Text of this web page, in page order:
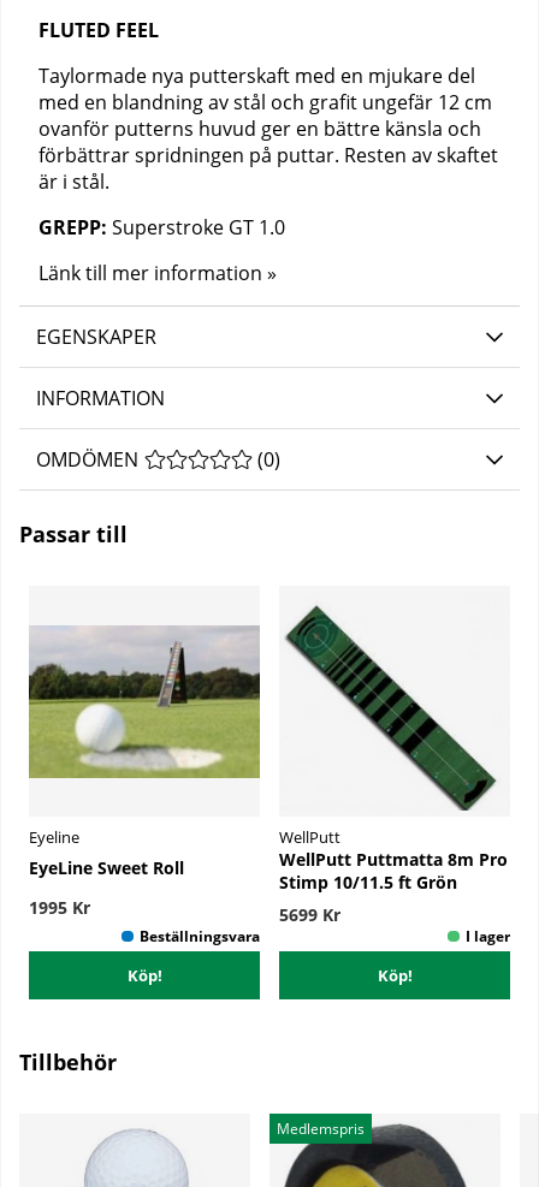
FLUTED FEEL
Taylormade nya putterskaft med en mjukare del
med en blandning av stål och grafit ungefär 12 cm
ovanför putterns huvud ger en bättre känsla och
förbättrar spridningen på puttar. Resten av skaftet
är i stål.
GREPP: Superstroke GT 1.0
Länk till mer information »
EGENSKAPER
INFORMATION
OMDÖMEN MEDELBETYG 0 AV 5 ANTAL BETYG 0
(0)
Passar till
Eyeline
EyeLine Sweet Roll
1995 Kr
Köp!
WellPutt
WellPutt Puttmatta 8m Pro
Stimp 10/11.5 ft Grön
5699 Kr
Köp!
Tillbehör
Medlemspris